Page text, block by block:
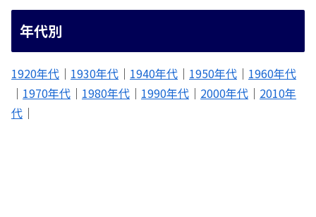
年代別
1920年代 ｜ 1930年代 ｜ 1940年代 ｜ 1950年代 ｜ 1960年代
｜ 1970年代 ｜ 1980年代 ｜ 1990年代 ｜ 2000年代 ｜ 2010年
代 ｜